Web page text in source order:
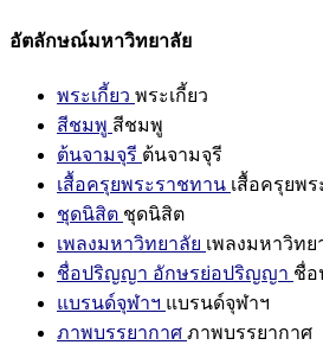
อัตลักษณ์มหาวิทยาลัย
พระเกี้ยว พระเกี้ยว
สีชมพู สีชมพู
ต้นจามจุรี ต้นจามจุรี
เสื้อครุยพระราชทาน เสื้อครุยพ
ชุดนิสิต ชุดนิสิต
เพลงมหาวิทยาลัย เพลงมหาวิทย
ชื่อปริญญา อักษรย่อปริญญา ชื่อ
แบรนด์จุฬาฯ แบรนด์จุฬาฯ
ภาพบรรยากาศ ภาพบรรยากาศ